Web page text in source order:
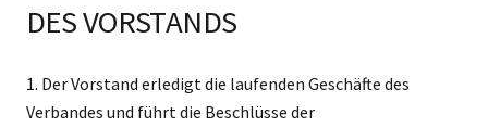
DES VORSTANDS
1. Der Vorstand erledigt die laufenden Geschäfte des
Verbandes und führt die Beschlüsse der